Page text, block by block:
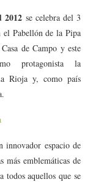
2012 se celebra del 3
Pabellón de la Pipa
de Campo y este
protagonista la
Rioja y, como país
innovador espacio de
más emblemáticas de
todos aquellos que se